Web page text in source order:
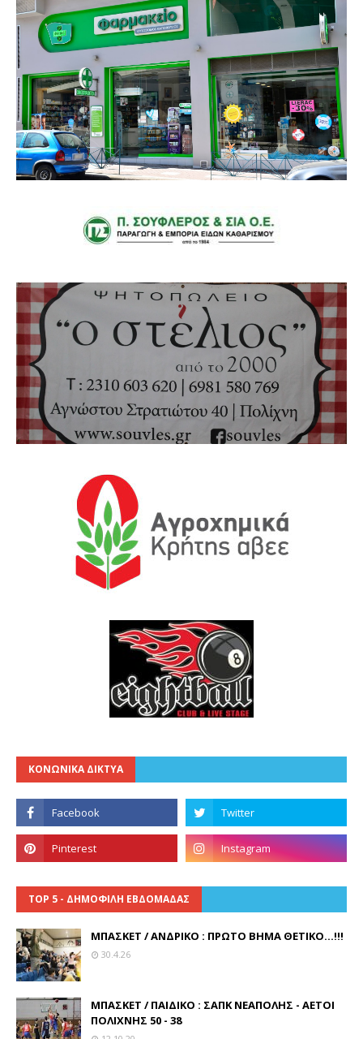
ΚΟΝΩΝΙΚΑ ΔΙΚΤΥΑ
TOP 5 - ΔΗΜΟΦΙΛΗ ΕΒΔΟΜΑΔΑΣ
ΜΠΑΣΚΕΤ / ΑΝΔΡΙΚΟ : ΠΡΩΤΟ ΒΗΜΑ ΘΕΤΙΚΟ...!!!
30.4.26
ΜΠΑΣΚΕΤ / ΠΑΙΔΙΚΟ : ΣΑΠΚ ΝΕΑΠΟΛΗΣ - ΑΕΤΟΙ
ΠΟΛΙΧΝΗΣ 50 - 38